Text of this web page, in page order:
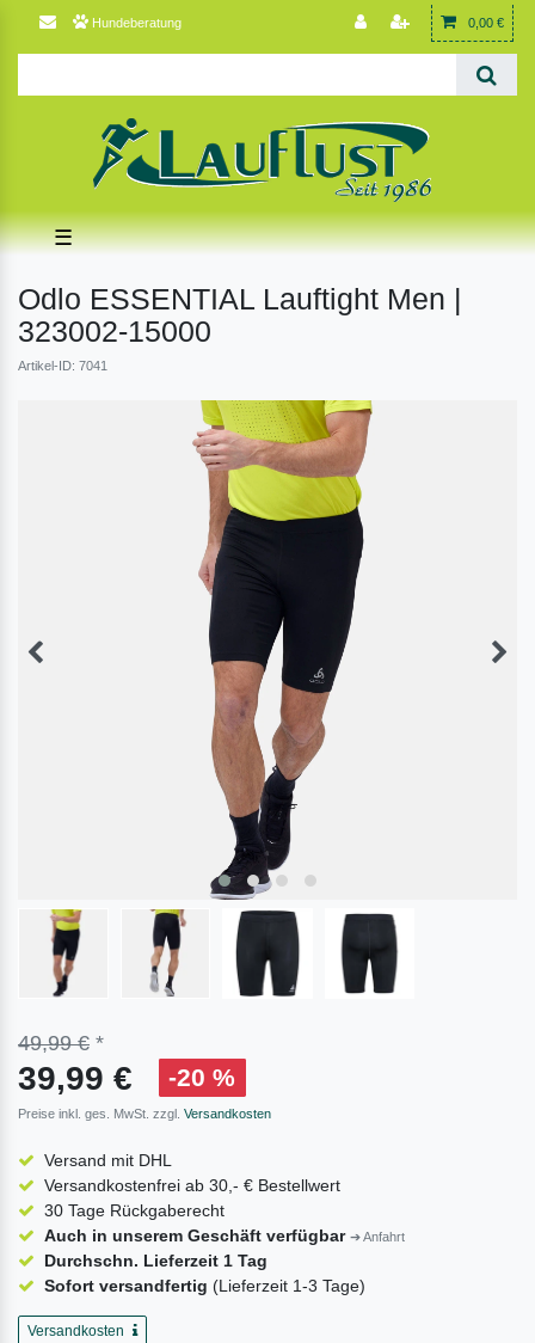
Hundeberatung 0,00 €
☰
Odlo ESSENTIAL Lauftight Men |
323002-15000
Artikel-ID: 7041
49,99 € *
39,99 € -20 %
Preise inkl. ges. MwSt. zzgl. Versandkosten
Versand mit DHL
Versandkostenfrei ab 30,- € Bestellwert
30 Tage Rückgaberecht
Auch in unserem Geschäft verfügbar ➔ Anfahrt
Durchschn. Lieferzeit 1 Tag
Sofort versandfertig (Lieferzeit 1-3 Tage)
Versandkosten